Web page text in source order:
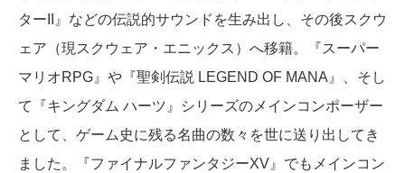
ターII』などの伝説的サウンドを生み出し、その後スクウ
ェア（現スクウェア・エニックス）へ移籍。『スーパー
マリオRPG』や『聖剣伝説 LEGEND OF MANA』、そし
て『キングダム ハーツ』シリーズのメインコンポーザー
として、ゲーム史に残る名曲の数々を世に送り出してき
ました。『ファイナルファンタジーXV』でもメインコン